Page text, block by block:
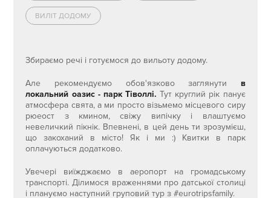
ВИЛІТ ДОДОМУ
Збираємо речі і готуємося до вильоту додому.
Але рекомендуємо обов'язково заглянути в
локальний оазис - парк Тіволлі. Тут круглий рік панує
атмосфера свята, а ми просто візьмемо місцевого сиру
рюеост з кмином, свіжу випічку і влаштуємо
невеличкий пікнік. Впевнені, в цей день ти зрозумієш,
що закоханий в місто! Як і ми :) Квитки в парк
оплачуються додатково.
Увечері виїжджаємо в аеропорт на громадському
транспорті. Ділимося враженнями про датської столиці
і плануємо наступний груповий тур з #eurotripsfamily.